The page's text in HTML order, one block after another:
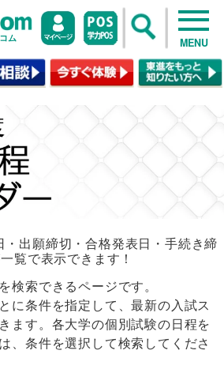
ム MENU
出願締切・合格発表日・手続き締
覧で表示できます！
検索できるページです。
に条件を指定して、最新の入試ス
ます。各大学の個別試験の日程を
、条件を選択して検索してくださ